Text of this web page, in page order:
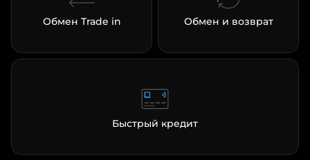
Обмен Trade in Обмен и возврат
Быстрый кредит